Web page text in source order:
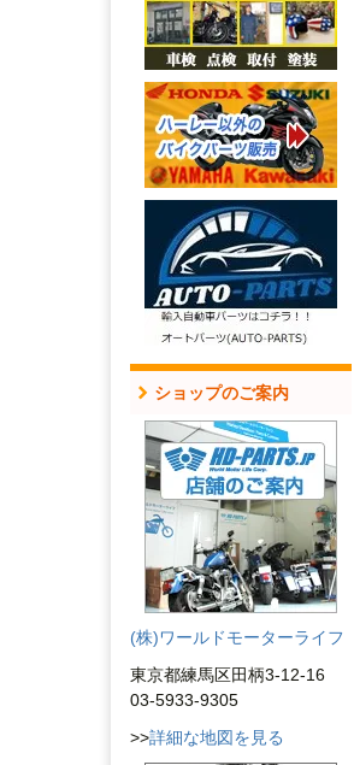
ショップのご案内
(株)ワールドモーターライフ
東京都練馬区田柄3-12-16
03-5933-9305
>>詳細な地図を見る